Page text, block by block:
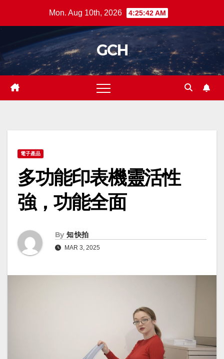
Mon. Aug 10th, 2026 4:25:42 AM
GCH
電子產品
多功能印表機靈活性
強，功能全面
By 知 快拍
MAR 3, 2025